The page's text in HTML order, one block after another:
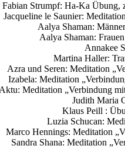
Fabian Strumpf: Ha-Ka Übung,
Jacqueline le Saunier:
Aalya Shaman:
Aalya Shaman:
Annakee
Martina Haller:
Azra und Seren: Meditation
Izabela: Meditation
Aktu: Meditation „Verbindung
Judith Maria
Klaus Peill :
Luzia Schucan:
Marco Hennings: Meditation
Sandra Shana: Meditation